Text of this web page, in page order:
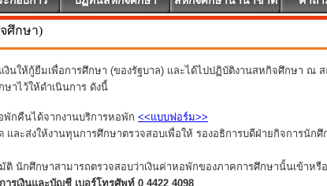
ศึกษา)
กู้ยืมเพื่อการศึกษา (ของรัฐบาล) และได้ไปปฏิบัติงานสหกิจศึกษา ณ ส
าไว้ให้ดำเนินการ ดังนี้
กคืนได้จากงานบริการหอพัก <<แบบฟอร์ม>>
และส่งให้งานทุนการศึกษาตรวจสอบเพื่อให้ รองอธิการบดีฝ่ายกิจการนักศึ
ติ นักศึกษาสามารถตรวจสอบว่าเงินค่าหอพักของภาคการศึกษานั้นเข้าหรื
ารเงินและบัญชี เบอร์โทรศัพท์ 0 4422 4098